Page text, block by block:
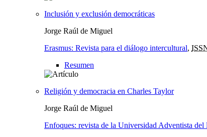
Inclusión y exclusión democráticas
Jorge Raúl de Miguel
Erasmus: Revista para el diálogo intercultural,
Resumen
Religión y democracia en Charles Taylor
Jorge Raúl de Miguel
Enfoques: revista de la Universidad Adventista del